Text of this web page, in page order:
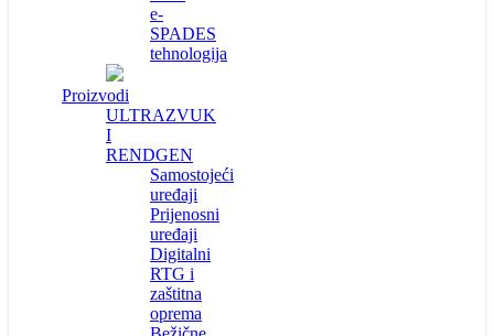
e-
SPADES
tehnologija
Proizvodi
ULTRAZVUK
I
RENDGEN
Samostojeći
uređaji
Prijenosni
uređaji
Digitalni
RTG i
zaštitna
oprema